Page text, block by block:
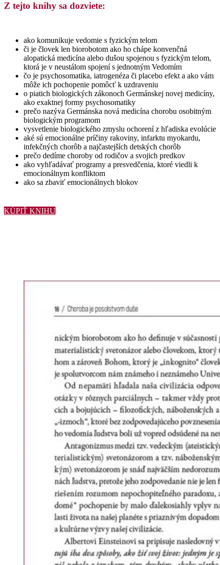
Z tejto knihy sa dozviete:
ako komunikuje vedomie s fyzickým telom
či je človek len biorobotom ako ho chápe konvenčná
alopatická medicína alebo dušou spojenou s fyzickým telom,
ktorá je v neustálom spojení s jednotným Vedomím
čo je psychosomatika, iatrogenéza či placebo efekt a ako vám
môže ich pochopenie pomôcť k uzdraveniu
o piatich biologických zákonoch Germánskej novej medicíny,
ako exaktnej formy psychosomatiky
prečo nazýva Germánska nová medicína chorobu osobitným
biologickým programom
vysvetlenie biologického zmyslu ochorení z hľadiska evolúcie
aké sú emocionálne príčiny rakoviny, infarktu myokardu,
infekčných chorôb a najčastejších detských chorôb
prečo dedíme choroby od rodičov a svojich predkov
ako vyhľadávať programy a presvedčenia, ktoré viedli k
emocionálnym konfliktom
ako sa zbaviť emocionálnych blokov
KÚPIŤ KNIHU